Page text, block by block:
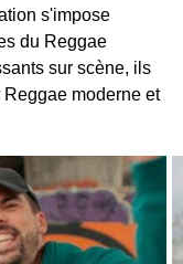
s'impose
du Reggae
sur scène, ils
moderne et